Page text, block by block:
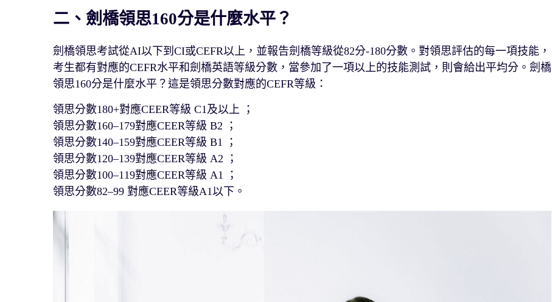
二、劍橋領思160分是什麼水平？
劍橋領思考試從AI以下到CI或CEFR以上，並報告劍橋等級從82分-180分數。對領思評估的每一項技能，
考生都有對應的CEFR水平和劍橋英語等級分數，當參加了一項以上的技能測試，則會給出平均分。劍橋
領思160分是什麼水平？這是領思分數對應的CEFR等級：
領思分數180+對應CEER等級 C1及以上 ；
領思分數160–179對應CEER等級 B2 ；
領思分數140–159對應CEER等級 B1 ；
領思分數120–139對應CEER等級 A2 ；
領思分數100–119對應CEER等級 A1 ；
領思分數82–99 對應CEER等級A1以下。